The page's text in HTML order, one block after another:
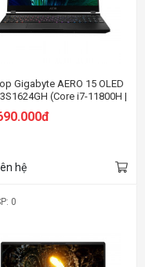
Gigabyte AERO 15 OLED
(Core i7-11800H |
UHD | Win 10 | Đen)
hệ
0